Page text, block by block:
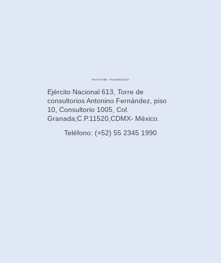
Power Fertility - Hospital Español
Ejército Nacional 613, Torre de
consultorios Antonino Fernández, piso
10, Consultorio 1005, Col.
Granada;C.P.11520,CDMX- México.
Teléfono: (+52) 55 2345 1990